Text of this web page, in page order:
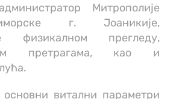
Митрополије
г. Јоаникије,
физикалном прегледу,
претрагама, као и
витални параметри